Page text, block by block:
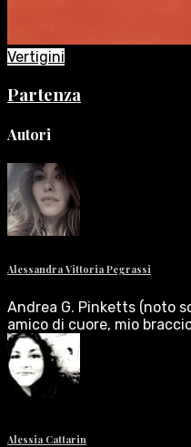
Vertigini
Partenza
Autori
Alessandra Vittoria Pegrassi
Andrea G. Pinketts (noto
amico di cuore, mio
Alessia Cattarin